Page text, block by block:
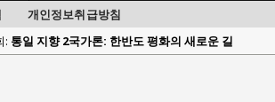
개인정보취급방침
: 강산건설 박재윤 강제추행 사건, 무엇이 문제인가?